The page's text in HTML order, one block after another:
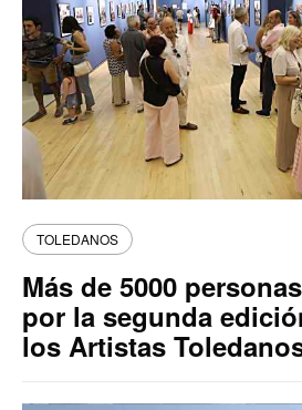
TOLEDANOS
Más de 5000
por la segunda
los Artistas